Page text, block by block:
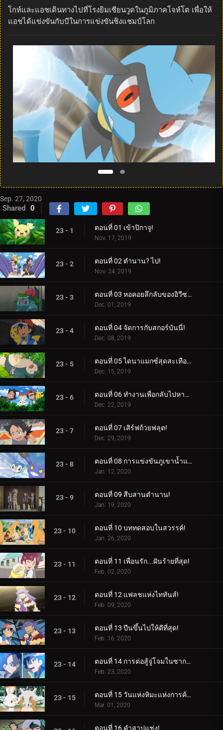
โกห์และแอชเดินทางไปที่โรงยิมเซียนวูดในภูมิภาคโจห์โต เพื่อให้
แอชได้แข่งขันกับบีในการแข่งขันชิงแชมป์โลก
Sep. 27, 2020
Shared 0
23 - 1 ตอนที่ 01 เข้าปิกาจู!
Nov. 17, 2019
23 - 2 ตอนที่ 02 ตำนาน? ไป!
Nov. 24, 2019
23 - 3 ตอนที่ 03 หอคอยลึกลับของอิวีซอร์!
Dec. 01, 2019
23 - 4 ตอนที่ 04 จัดการกับสกอร์บันนี่!
Dec. 08, 2019
23 - 5 ตอนที่ 05 ไดนาแมกซ์สุดสะเทือนใจ!
Dec. 15, 2019
23 - 6 ตอนที่ 06 ทำงานเพื่อกลับไปหามิว!
Dec. 22, 2019
23 - 7 ตอนที่ 07 เสิร์ฟถ้วยฟลุต!
Dec. 29, 2019
23 - 8 ตอนที่ 08 การแข่งขันภูเขาน้ำแข็งซินโน!
Jan. 12, 2020
23 - 9 ตอนที่ 09 สืบสานตำนาน!
Jan. 19, 2020
23 - 10 ตอนที่ 10 บททดสอบในสวรรค์!
Jan. 26, 2020
23 - 11 ตอนที่ 11 เพื่อนรัก...ฝันร้ายที่สุด!
Feb. 02, 2020
23 - 12 ตอนที่ 12 แฟลชแห่งไททันส์!
Feb. 09, 2020
23 - 13 ตอนที่ 13 ปีนขึ้นไปให้ดีที่สุด!
Feb. 16, 2020
23 - 14 ตอนที่ 14 การต่อสู้จู่โจมในซากปรักหักพัง!
Feb. 23, 2020
23 - 15 ตอนที่ 15 วันแห่งหิมะแห่งการค้นหา!
Mar. 01, 2020
ตอนที่ 16 คำสาปแช่ง!